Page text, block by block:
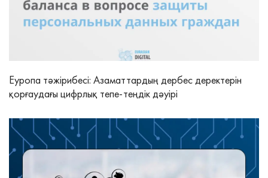
Еуропа тәжірибесі: Азаматтардың дербес деректерін
қорғаудағы цифрлық тепе‑теңдік дәуірі